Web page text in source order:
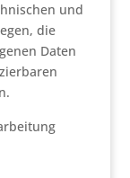
und
die
Daten